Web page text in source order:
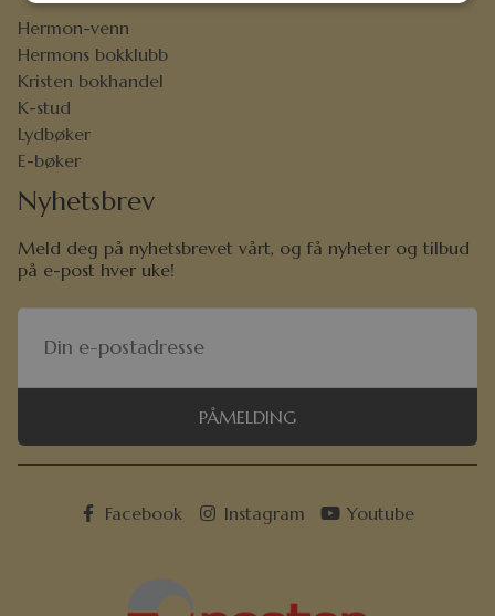
Hermon-venn
Hermons bokklubb
Kristen bokhandel
K-stud
Lydbøker
E-bøker
Nyhetsbrev
Meld deg på nyhetsbrevet vårt, og få nyheter og tilbud
på e-post hver uke!
PÅMELDING
Facebook Instagram Youtube